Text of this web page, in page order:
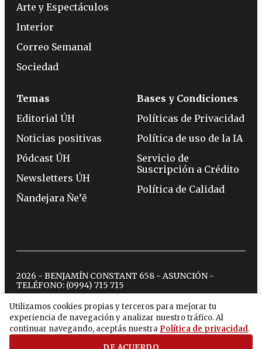
Utilizamos cookies propias y terceros para mejorar tu
experiencia de navegación y analizar nuestro tráfico. Al
continuar navegando, aceptás nuestra Política de privacidad.
Arte y Espectáculos
Interior
Correo Semanal
Sociedad
Temas
Editorial ÚH
Noticias positivas
Pódcast ÚH
Newsletters ÚH
Ñandejara Ñe’ẽ
Bases y Condiciones
Políticas de Privacidad
Política de uso de la IA
Servicio de
Suscripción a Crédito
Política de Calidad
2026 - BENJAMÍN CONSTANT 658 - ASUNCIÓN -
TELÉFONO: (0994) 715 715
twitterinstagram
facebook
tiktokyoutubespotify